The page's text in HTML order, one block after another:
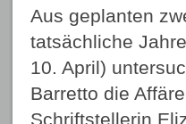
Aus geplanten
tatsächliche
10. April)
Barretto die
Schriftstellerin